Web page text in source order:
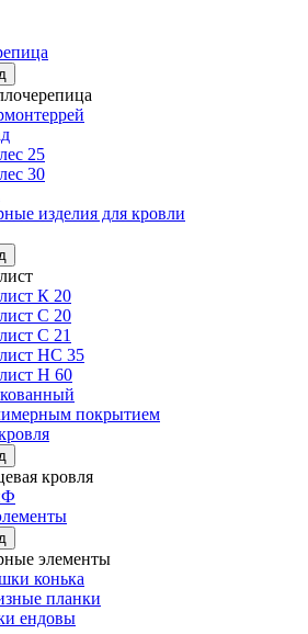
25
30
изделия для кровли
К 20
С 20
C 21
НС 35
Н 60
покрытием
кровля
элементы
конька
планки
ендовы